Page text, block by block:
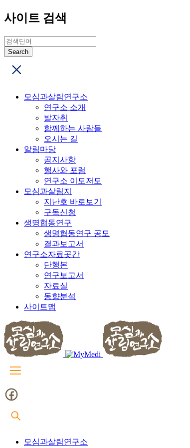
사이트 검색
모심과살림연구소
연구소 소개
발자취
함께하는 사람들
오시는 길
알림마당
공지사항
행사와 포럼
연구소 이모저모
모심과살림지
지난호 바로보기
구독신청
생명협동연구
생명협동연구 공모
결과보고서
연구소자료곳간
단행본
연구보고서
자료실
동향분석
사이트맵
모심과살림연구소